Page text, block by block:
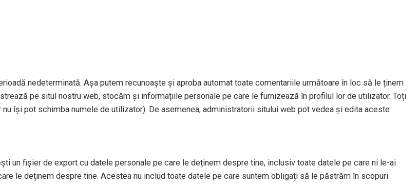
nedeterminată. Așa putem recunoaște și aproba automat toate comentariile următoare în loc să le ținem
pe situl nostru web, stocăm și informațiile personale pe care le furnizează în profilul lor de utilizator. Toți
își pot schimba numele de utilizator). De asemenea, administratorii sitului web pot vedea și edita aceste
un fișier de export cu datele personale pe care le deținem despre tine, inclusiv toate datele pe care ni le-ai
le deținem despre tine. Acestea nu includ toate datele pe care suntem obligați să le păstrăm în scopuri